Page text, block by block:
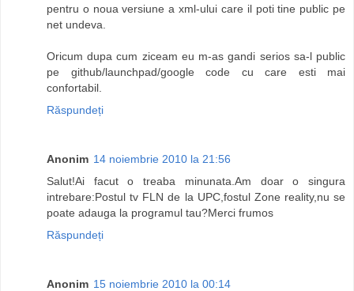
pentru o noua versiune a xml-ului care il poti tine public pe
net undeva.
Oricum dupa cum ziceam eu m-as gandi serios sa-l public
pe github/launchpad/google code cu care esti mai
confortabil.
Răspundeți
Anonim 14 noiembrie 2010 la 21:56
Salut!Ai facut o treaba minunata.Am doar o singura
intrebare:Postul tv FLN de la UPC,fostul Zone reality,nu se
poate adauga la programul tau?Merci frumos
Răspundeți
Anonim 15 noiembrie 2010 la 00:14